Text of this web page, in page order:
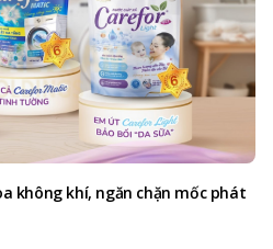
không khí, ngăn chặn mốc phát